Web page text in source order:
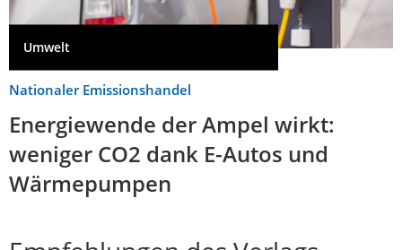
Umwelt
Nationaler Emissionshandel
Energiewende der Ampel wirkt:
weniger CO2 dank E-Autos und
Wärmepumpen